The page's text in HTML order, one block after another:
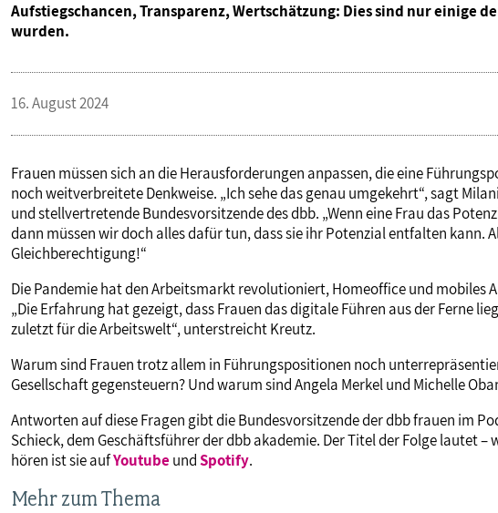
Aufstiegschancen, Transparenz, Wertschätzung: Dies sind nur einige
wurden.
16. August 2024
Frauen müssen sich an die Herausforderungen anpassen, die eine
noch weitverbreitete Denkweise. „Ich sehe das genau umgekehrt“, sagt
und stellvertretende Bundesvorsitzende des dbb. „Wenn eine Frau das
dann müssen wir doch alles dafür tun, dass sie ihr Potenzial entfalten kann.
Gleichberechtigung!“
Die Pandemie hat den Arbeitsmarkt revolutioniert, Homeoffice und mobiles
„Die Erfahrung hat gezeigt, dass Frauen das digitale Führen aus der Ferne
zuletzt für die Arbeitswelt“, unterstreicht Kreutz.
Warum sind Frauen trotz allem in Führungspositionen noch
Gesellschaft gegensteuern? Und warum sind Angela Merkel und Michelle
Antworten auf diese Fragen gibt die Bundesvorsitzende der dbb frauen im
Schieck, dem Geschäftsführer der dbb akademie. Der Titel der Folge lautet –
hören ist sie aufYoutube undSpotify.
Mehr zum Thema